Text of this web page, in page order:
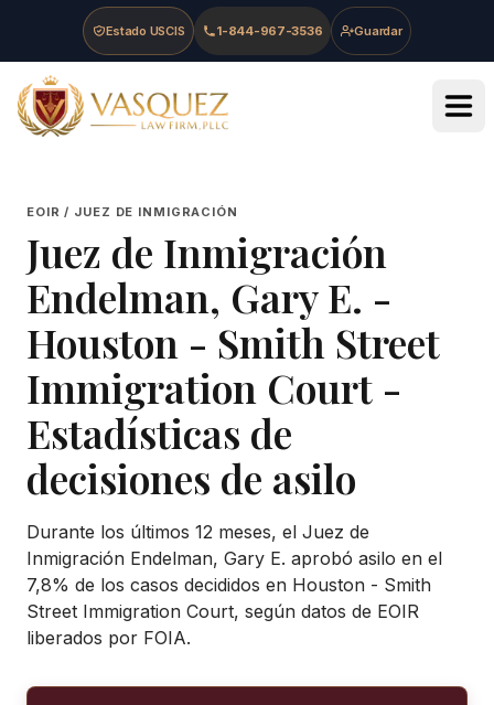
Skip to main content
Skip to navigation
Skip to footer
Estado USCIS 1-844-967-3536 Guardar
Vasquez Law Firm - Home
EOIR / JUEZ DE INMIGRACIÓN
Juez de Inmigración
Endelman, Gary E. -
Houston - Smith Street
Immigration Court -
Estadísticas de
decisiones de asilo
Durante los últimos 12 meses, el Juez de
Inmigración Endelman, Gary E. aprobó asilo en el
7,8% de los casos decididos en Houston - Smith
Street Immigration Court, según datos de EOIR
liberados por FOIA.